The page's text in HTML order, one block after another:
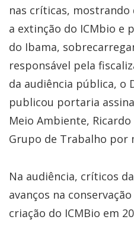
nas críticas,
a extinção do ICMbio e
do Ibama,
responsável pela
da audiência pública, o
publicou portaria
Meio Ambiente,
Grupo de Trabalho por
Na audiência, críticos
avanços na
criação do ICMBio em